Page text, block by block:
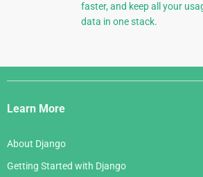
faster, and keep all your
data in one stack.
Django
Links
Learn More
About Django
Getting Started with Django